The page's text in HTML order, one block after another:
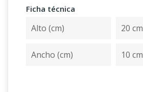
Ficha técnica
Alto (cm) 20 cm
Ancho (cm) 10 cm